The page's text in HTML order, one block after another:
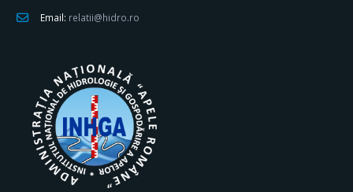
Email: relatii@hidro.ro